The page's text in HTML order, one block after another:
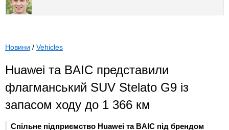
Новини / Vehicles
Huawei та BAIC представили
флагманський SUV Stelato G9 із
запасом ходу до 1 366 км
Спільне підприємство Huawei та BAIC під брендом